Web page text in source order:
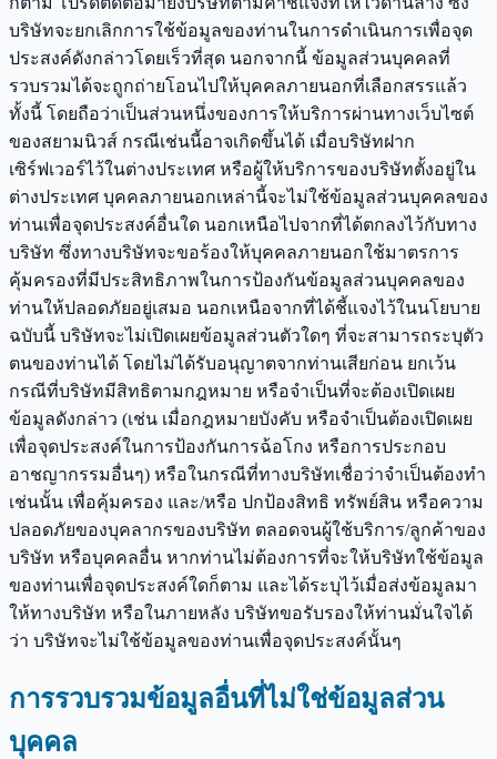
บริษัทจะยกเลิกการใช้ข้อมูลของท่านในการดำเนินการเพื่อจุด
ประสงค์ดังกล่าวโดยเร็วที่สุด นอกจากนี้ ข้อมูลส่วนบุคคลที่
รวบรวมได้จะถูกถ่ายโอนไปให้บุคคลภายนอกที่เลือกสรรแล้ว
ทั้งนี้ โดยถือว่าเป็นส่วนหนึ่งของการให้บริการผ่านทางเว็บไซต์
ของสยามนิวส์ กรณีเช่นนี้อาจเกิดขึ้นได้ เมื่อบริษัทฝาก
เซิร์ฟเวอร์ไว้ในต่างประเทศ หรือผู้ให้บริการของบริษัทตั้งอยู่ใน
ต่างประเทศ บุคคลภายนอกเหล่านี้จะไม่ใช้ข้อมูลส่วนบุคคลของ
ท่านเพื่อจุดประสงค์อื่นใด นอกเหนือไปจากที่ได้ตกลงไว้กับทาง
บริษัท ซึ่งทางบริษัทจะขอร้องให้บุคคลภายนอกใช้มาตรการ
คุ้มครองที่มีประสิทธิภาพในการป้องกันข้อมูลส่วนบุคคลของ
ท่านให้ปลอดภัยอยู่เสมอ นอกเหนือจากที่ได้ชี้แจงไว้ในนโยบาย
ฉบับนี้ บริษัทจะไม่เปิดเผยข้อมูลส่วนตัวใดๆ ที่จะสามารถระบุตัว
ตนของท่านได้ โดยไม่ได้รับอนุญาตจากท่านเสียก่อน ยกเว้น
กรณีที่บริษัทมีสิทธิตามกฎหมาย หรือจำเป็นที่จะต้องเปิดเผย
ข้อมูลดังกล่าว (เช่น เมื่อกฎหมายบังคับ หรือจำเป็นต้องเปิดเผย
เพื่อจุดประสงค์ในการป้องกันการฉ้อโกง หรือการประกอบ
อาชญากรรมอื่นๆ) หรือในกรณีที่ทางบริษัทเชื่อว่าจำเป็นต้องทำ
เช่นนั้น เพื่อคุ้มครอง และ/หรือ ปกป้องสิทธิ ทรัพย์สิน หรือความ
ปลอดภัยของบุคลากรของบริษัท ตลอดจนผู้ใช้บริการ/ลูกค้าของ
บริษัท หรือบุคคลอื่น หากท่านไม่ต้องการที่จะให้บริษัทใช้ข้อมูล
ของท่านเพื่อจุดประสงค์ใดก็ตาม และได้ระบุไว้เมื่อส่งข้อมูลมา
ให้ทางบริษัท หรือในภายหลัง บริษัทขอรับรองให้ท่านมั่นใจได้
ว่า บริษัทจะไม่ใช้ข้อมูลของท่านเพื่อจุดประสงค์นั้นๆ
การรวบรวมข้อมูลอื่นที่ไม่ใช่ข้อมูลส่วน
บุคคล